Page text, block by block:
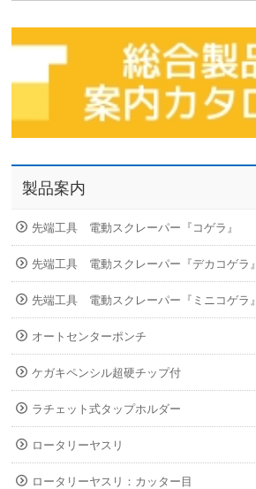
製品案内
先端工具 電動スクレーパー『コゲラ』
先端工具 電動スクレーパー『デカコゲラ』
先端工具 電動スクレーパー『ミニコゲラ』
オートセンターポンチ
ケガキペンシル超硬チップ付
ラチェット式タップホルダー
ロータリーヤスリ
ロータリーヤスリ：カッター目